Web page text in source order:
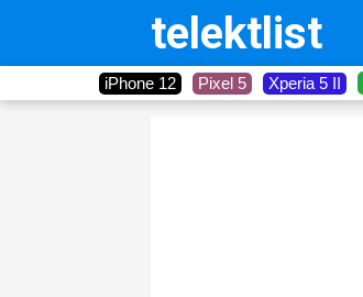
telektlist
iPhone 12 Pixel 5 Xperia 5 II